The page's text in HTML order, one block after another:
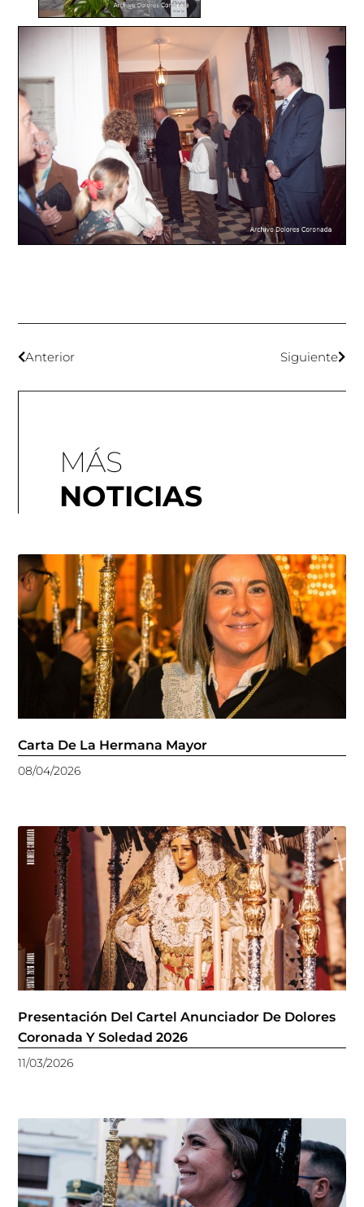
Anterior Siguiente
MÁS
NOTICIAS
Carta De La Hermana Mayor
08/04/2026
Presentación Del Cartel Anunciador De Dolores
Coronada Y Soledad 2026
11/03/2026